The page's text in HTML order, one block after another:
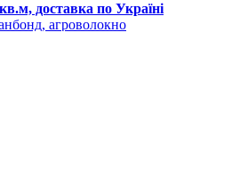
доставка по Україні
агроволокно